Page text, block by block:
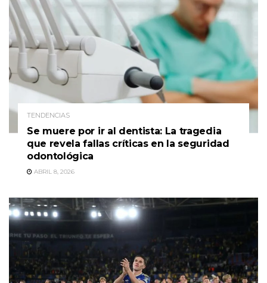
TENDENCIAS
Se muere por ir al dentista: La tragedia
que revela fallas críticas en la seguridad
odontológica
ABRIL 8, 2026